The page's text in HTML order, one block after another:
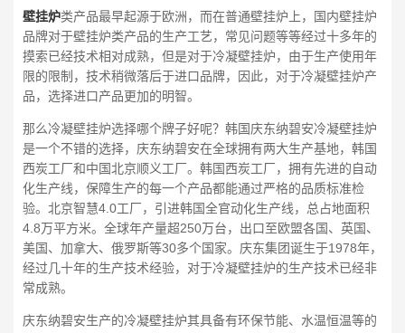
壁挂炉类产品最早起源于欧洲，而在普通壁挂炉上，国内壁挂炉
品牌对于壁挂炉类产品的生产工艺，常见问题等等经过十多年的
摸索已经技术相对成熟，但是对于冷凝壁挂炉，由于生产使用年
限的限制，技术稍微落后于进口品牌，因此，对于冷凝壁挂炉产
品，选择进口产品更加的明智。
那么冷凝壁挂炉选择哪个牌子好呢？韩国庆东纳碧安冷凝壁挂炉
是一个不错的选择，庆东纳碧安在全球拥有两大生产基地，韩国
西炭工厂和中国北京顺义工厂。韩国西炭工厂，拥有先进的自动
化生产线，保障生产的每一个产品都能通过严格的品质标准检
验。北京智慧4.0工厂，引进韩国全官动化生产线，总占地面积
4.8万平方米。全球年产量超250万台，出口至欧盟各国、英国、
美国、加拿大、俄罗斯等30多个国家。庆东集团诞生于1978年，
经过几十年的生产技术经验，对于冷凝壁挂炉的生产技术已经非
常成熟。
庆东纳碧安生产的冷凝壁挂炉其具备有环保节能、水温恒温等的